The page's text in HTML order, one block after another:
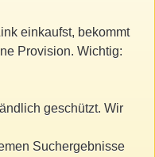
einkaufst, bekommt
Provision. Wichtig:
geschützt. Wir
Suchergebnisse